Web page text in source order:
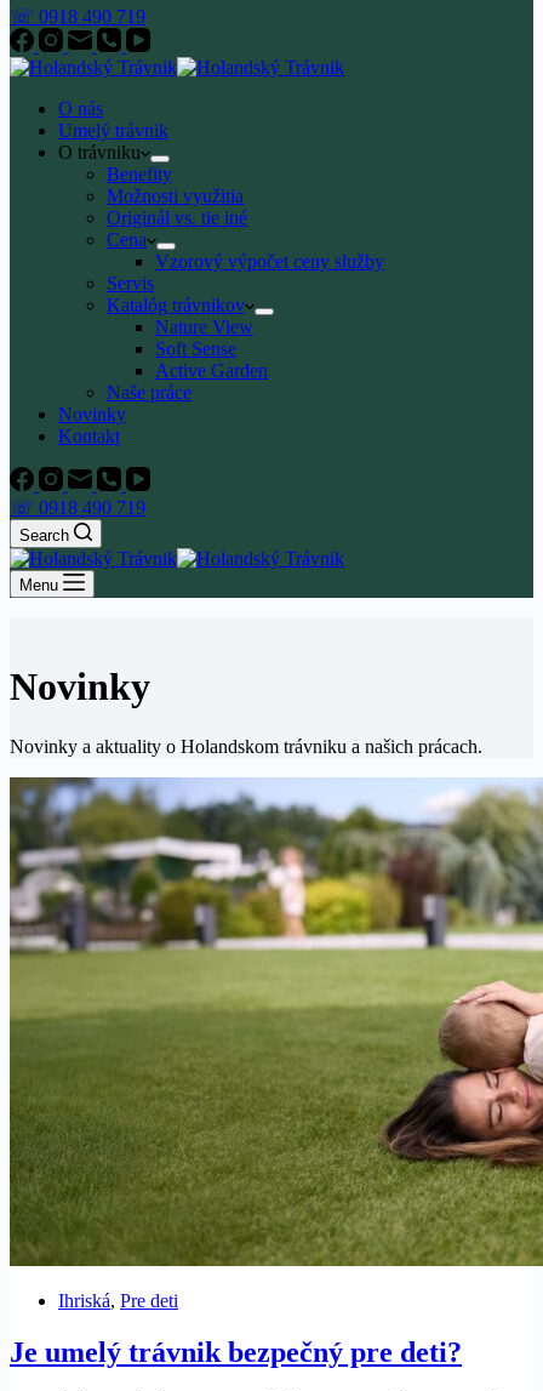
☏ 0918 490 719
O nás
Umelý trávnik
O trávniku
Benefity
Možnosti využitia
Originál vs. tie iné
Cena
Vzorový výpočet ceny služby
Servis
Katalóg trávnikov
Nature View
Soft Sense
Active Garden
Naše práce
Novinky
Kontakt
☏ 0918 490 719
Search
Menu
Novinky
Novinky a aktuality o Holandskom trávniku a našich prácach.
Ihriská, Pre deti
Je umelý trávnik bezpečný pre deti?